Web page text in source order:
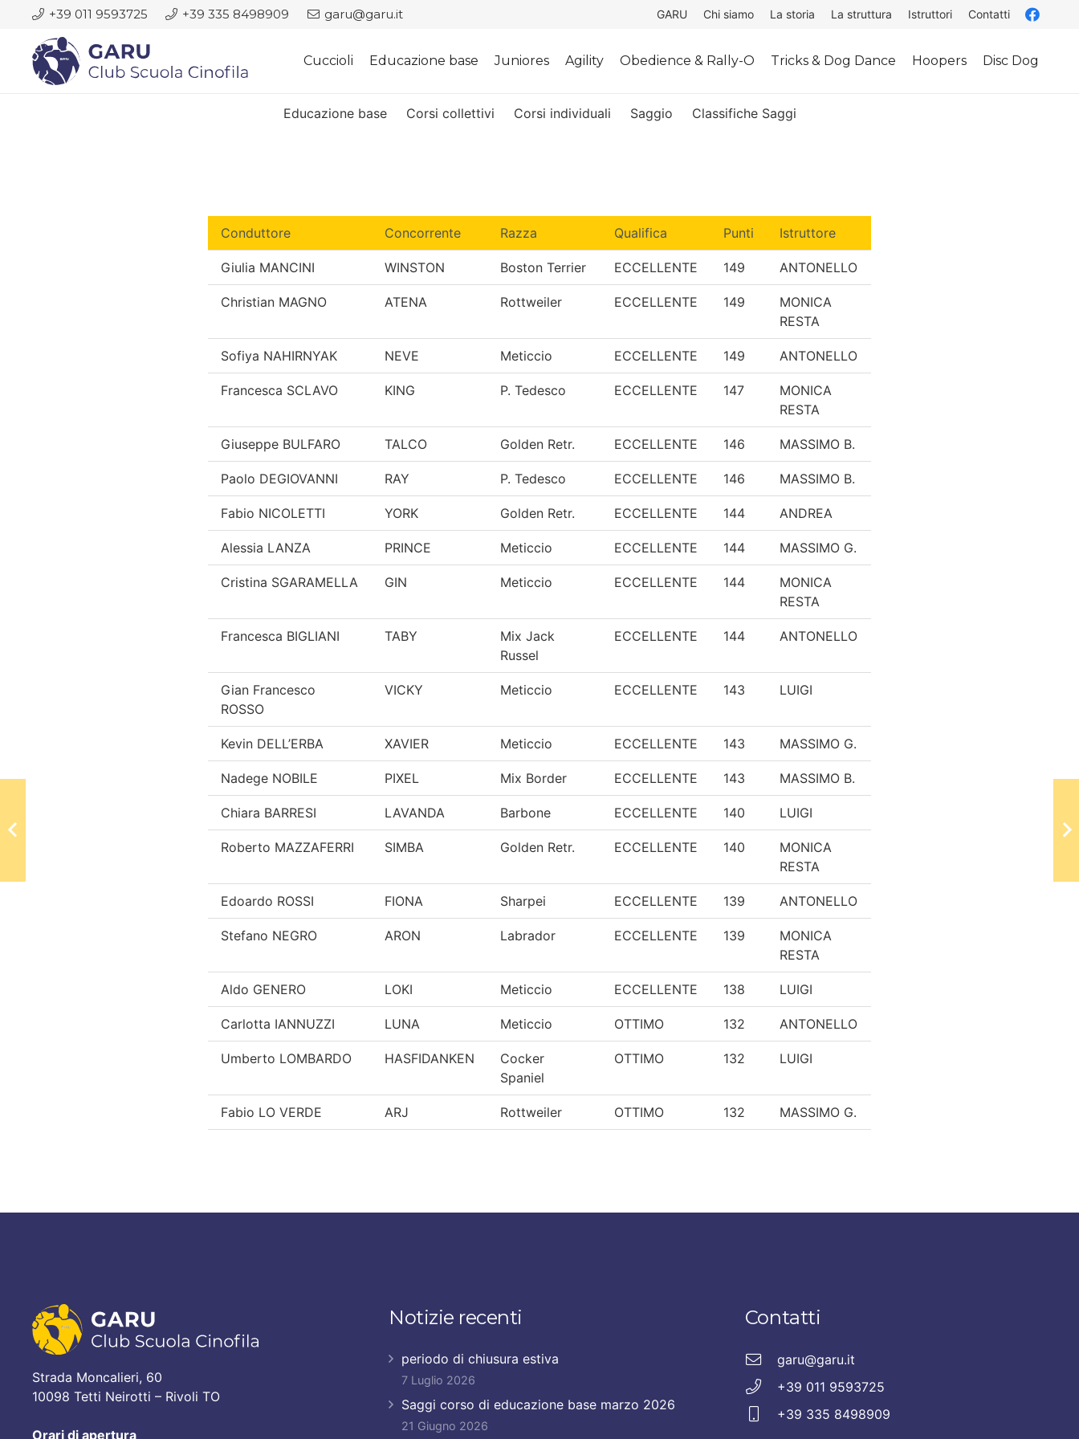
+39 011 9593725 +39 335 8498909 garu@garu.it GARU Chi siamo La storia La struttura Istruttori Contatti
Cuccioli Educazione base Juniores Agility Obedience & Rally-O Tricks & Dog Dance Hoopers Disc Dog
Educazione base Corsi collettivi Corsi individuali Saggio Classifiche Saggi
Conduttore Concorrente Razza Qualifica Punti Istruttore
Giulia MANCINI WINSTON Boston Terrier ECCELLENTE 149 ANTONELLO
Christian MAGNO ATENA Rottweiler ECCELLENTE 149
MONICA
RESTA
Sofiya NAHIRNYAK NEVE Meticcio ECCELLENTE 149 ANTONELLO
Francesca SCLAVO KING P. Tedesco ECCELLENTE 147
MONICA
RESTA
Giuseppe BULFARO TALCO Golden Retr. ECCELLENTE 146 MASSIMO B.
Paolo DEGIOVANNI RAY P. Tedesco ECCELLENTE 146 MASSIMO B.
Fabio NICOLETTI YORK Golden Retr. ECCELLENTE 144 ANDREA
Alessia LANZA PRINCE Meticcio ECCELLENTE 144 MASSIMO G.
Cristina SGARAMELLA GIN Meticcio ECCELLENTE 144
MONICA
RESTA
Francesca BIGLIANI TABY
Mix Jack
Russel
ECCELLENTE 144 ANTONELLO
Gian Francesco
ROSSO
VICKY Meticcio ECCELLENTE 143 LUIGI
Kevin DELL’ERBA XAVIER Meticcio ECCELLENTE 143 MASSIMO G.
Nadege NOBILE PIXEL Mix Border ECCELLENTE 143 MASSIMO B.
Chiara BARRESI LAVANDA Barbone ECCELLENTE 140 LUIGI
Roberto MAZZAFERRI SIMBA Golden Retr. ECCELLENTE 140
MONICA
RESTA
Edoardo ROSSI FIONA Sharpei ECCELLENTE 139 ANTONELLO
Stefano NEGRO ARON Labrador ECCELLENTE 139
MONICA
RESTA
Aldo GENERO LOKI Meticcio ECCELLENTE 138 LUIGI
Carlotta IANNUZZI LUNA Meticcio OTTIMO 132 ANTONELLO
Umberto LOMBARDO HASFIDANKEN
Cocker
Spaniel
OTTIMO 132 LUIGI
Fabio LO VERDE ARJ Rottweiler OTTIMO 132 MASSIMO G.
Strada Moncalieri, 60
10098 Tetti Neirotti – Rivoli TO
Orari di apertura
Notizie recenti
periodo di chiusura estiva
7 Luglio 2026
Saggi corso di educazione base marzo 2026
21 Giugno 2026
Contatti
garu@garu.it
+39 011 9593725
+39 335 8498909